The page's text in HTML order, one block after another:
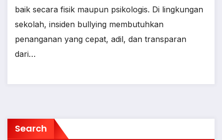
baik secara fisik maupun psikologis. Di lingkungan
sekolah, insiden bullying membutuhkan
penanganan yang cepat, adil, dan transparan
dari…
Search